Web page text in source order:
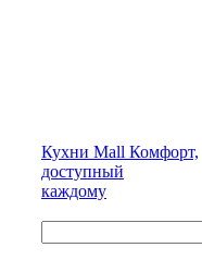
Кухни Mall Комфорт,
доступный
каждому